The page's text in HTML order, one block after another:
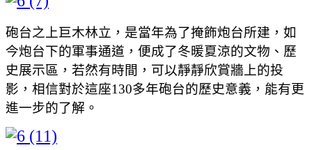
砲台之上巨木林立，是當年為了掩飾炮台所建，如
今炮台下的軍事通道，便成了冬暖夏涼的文物、歷
史展示區，若然有時間，可以靜靜欣賞牆上的投
影，相信對於這座130多年砲台的歷史意義，能有更
進一步的了解。